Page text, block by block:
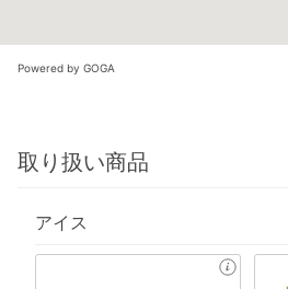
Powered by GOGA
取り扱い商品
アイス